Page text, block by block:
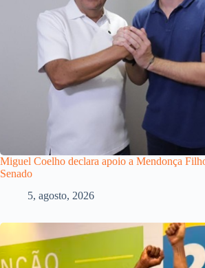
Miguel Coelho declara apoio a Mendonça
Senado
5, agosto, 2026